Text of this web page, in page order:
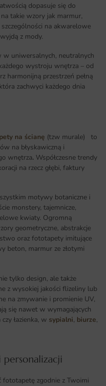
dopasuje się do
takie wzory jak marmur,
na akwarelowe
z mody.
uniwersalnych, neutralnych
wystroju wnętrza – od
harmonijną przestrzeń pełną
zachwyci każdego dnia
na ścianę (tzw murale) to
na błyskawiczną i
wnętrza. Współczesne trendy
na rzecz głębi, faktury
motywy botaniczne i
monstery, tajemnicze,
kwiaty. Ogromną
geometryczne, abstrakcje
oraz fototapety imitujące
beton, marmur ze złotymi
tylko design, ale także
z wysokiej jakości flizeliny lub
na zmywanie i promienie UV,
się nawet w wymagających
łazienka, w sypialni, biurze,
zgodnie z Twoimi